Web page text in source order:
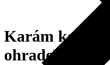
Karám
ohrade)